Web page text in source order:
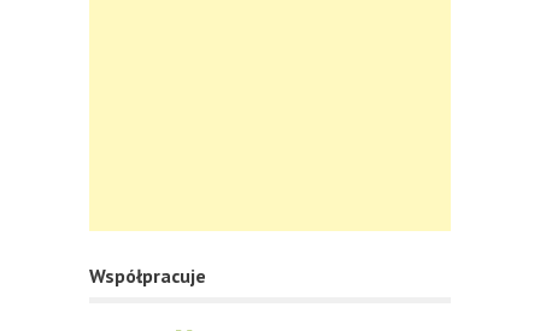
Współpracuje